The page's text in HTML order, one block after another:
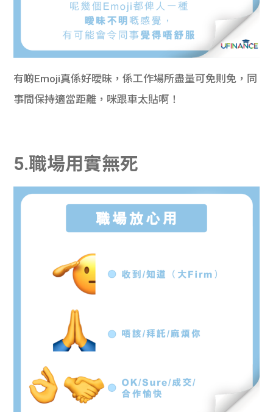
有啲Emoji真係好曖昧，係工作場所盡量可免則免，同
事間保持適當距離，咪跟車太貼啊！
5.職場用實無死